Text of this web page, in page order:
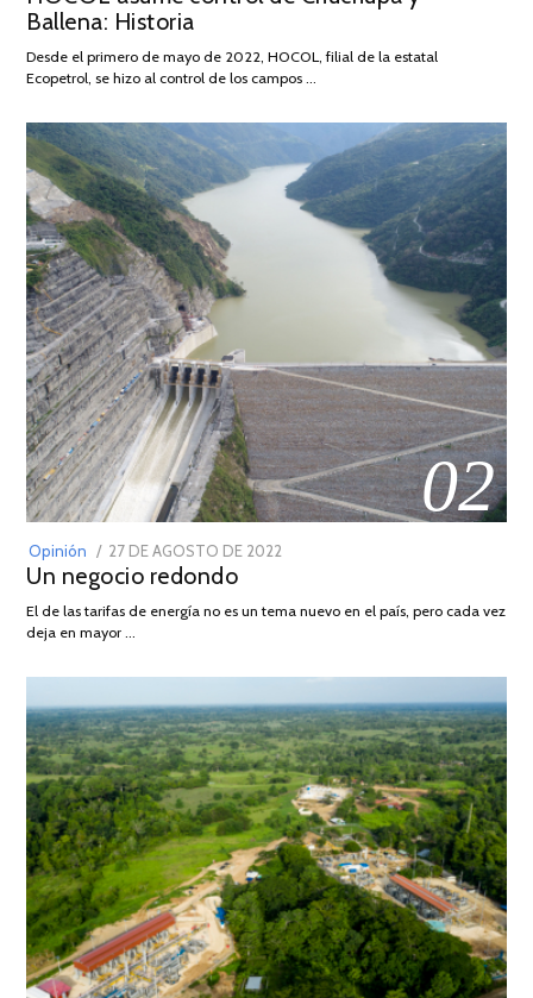
2026
Ballena: Historia
Desde el primero de mayo de 2022, HOCOL, filial de la estatal
Ecopetrol, se hizo al control de los campos …
02
Opinión
POSTED
ON
27 DE AGOSTO DE 2022
DE
Un negocio redondo
El de las tarifas de energía no es un tema nuevo en el país, pero cada vez
deja en mayor …